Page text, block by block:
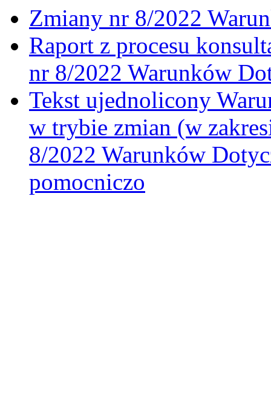
Zmiany nr 8/2022
Raport z procesu
nr 8/2022 Warunków
Tekst ujednolicony
w trybie zmian (w
8/2022 Warunków
pomocniczo